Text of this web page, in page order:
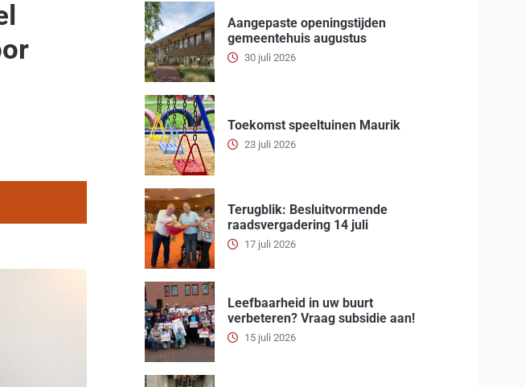
Aangepaste openingstijden
gemeentehuis augustus
30 juli 2026
Toekomst speeltuinen Maurik
23 juli 2026
Terugblik: Besluitvormende
raadsvergadering 14 juli
17 juli 2026
Leefbaarheid in uw buurt
verbeteren? Vraag subsidie aan!
15 juli 2026